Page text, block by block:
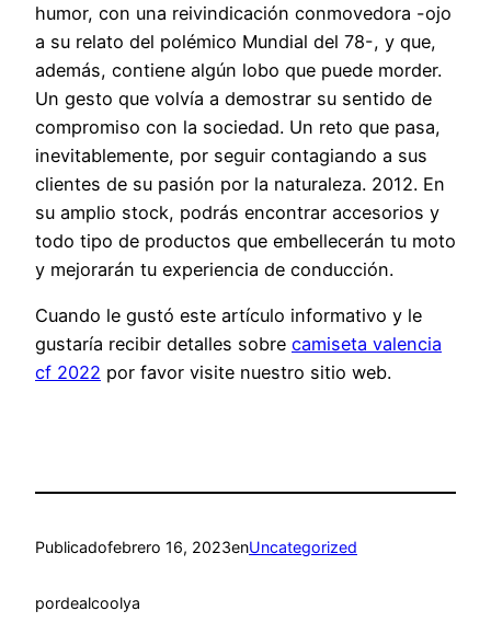
humor, con una reivindicación conmovedora -ojo
a su relato del polémico Mundial del 78-, y que,
además, contiene algún lobo que puede morder.
Un gesto que volvía a demostrar su sentido de
compromiso con la sociedad. Un reto que pasa,
inevitablemente, por seguir contagiando a sus
clientes de su pasión por la naturaleza. 2012. En
su amplio stock, podrás encontrar accesorios y
todo tipo de productos que embellecerán tu moto
y mejorarán tu experiencia de conducción.
Cuando le gustó este artículo informativo y le
gustaría recibir detalles sobre camiseta valencia
cf 2022 por favor visite nuestro sitio web.
Publicadofebrero 16, 2023enUncategorized
pordealcoolya